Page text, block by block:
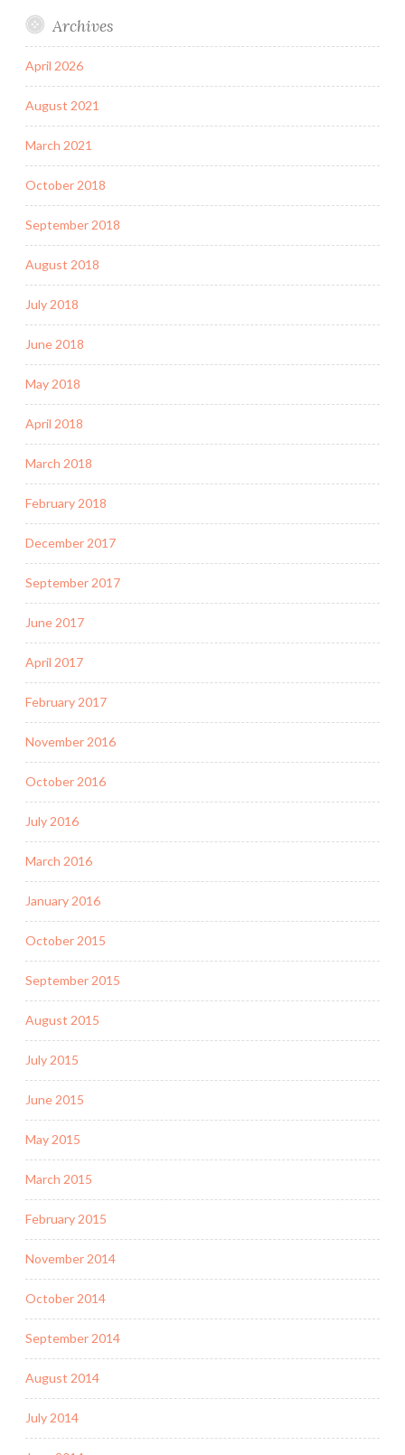
Archives
April 2026
August 2021
March 2021
October 2018
September 2018
August 2018
July 2018
June 2018
May 2018
April 2018
March 2018
February 2018
December 2017
September 2017
June 2017
April 2017
February 2017
November 2016
October 2016
July 2016
March 2016
January 2016
October 2015
September 2015
August 2015
July 2015
June 2015
May 2015
March 2015
February 2015
November 2014
October 2014
September 2014
August 2014
July 2014